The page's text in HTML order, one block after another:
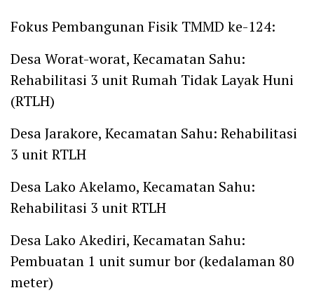
Fokus Pembangunan Fisik TMMD ke-124:
Desa Worat-worat, Kecamatan Sahu:
Rehabilitasi 3 unit Rumah Tidak Layak Huni
(RTLH)
Desa Jarakore, Kecamatan Sahu: Rehabilitasi
3 unit RTLH
Desa Lako Akelamo, Kecamatan Sahu:
Rehabilitasi 3 unit RTLH
Desa Lako Akediri, Kecamatan Sahu:
Pembuatan 1 unit sumur bor (kedalaman 80
meter)